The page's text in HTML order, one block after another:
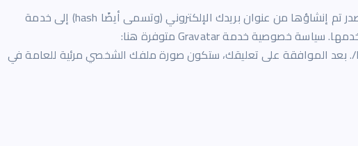
قد يتم توفير سلسلة مجهولة المصدر تم إنشاؤها من عنوان بريدك الإلكتروني (وتسمى أيضًا hash) إلى خدمة
Gravatar لمعرفة ما إذا كنت تستخدمها. سياسة خصوصية خدمة Gravatar متوفرة هنا:
https://automattic.com/privacy/. بعد الموافقة على تعليقك، ستكون صورة ملفك الشخصي مرئية للعامة في